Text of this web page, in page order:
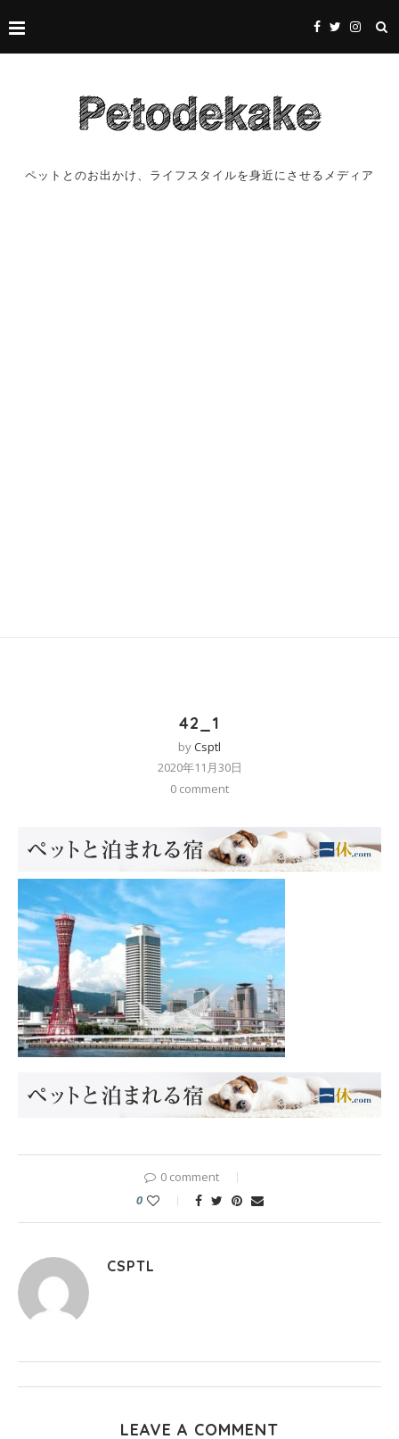
ペットとのお出かけ、ライフスタイルを身近にさせるメディア
42_1
byCsptl
2020年11月30日
0 comment
0 comment
0
CSPTL
LEAVE A COMMENT